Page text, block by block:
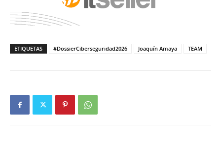
ETIQUETAS #DossierCiberseguridad2026 Joaquín Amaya TEAM